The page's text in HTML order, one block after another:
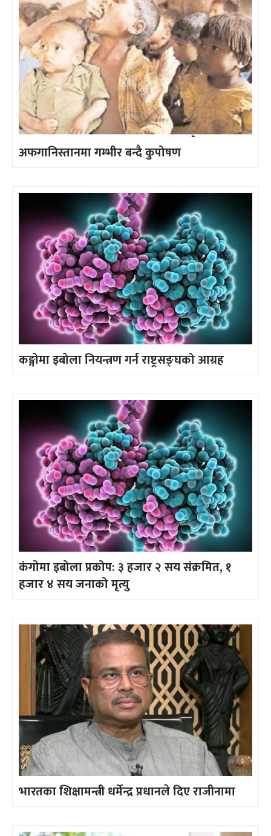
अफगानिस्तानमा गम्भीर बन्दै कुपोषण
कङ्गोमा इबोला नियन्त्रण गर्न राष्ट्रसङ्घको आग्रह
कंगोमा इबोला प्रकोप: ३ हजार २ सय संक्रमित, १
हजार ४ सय जनाको मृत्यु
भारतका शिक्षामन्त्री धर्मेन्द्र प्रधानले दिए राजीनामा